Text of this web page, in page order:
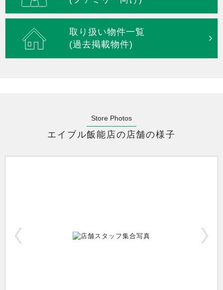
取り扱い物件一覧
(過去掲載物件)
Store Photos
エイブル飯能店の店舗の様子